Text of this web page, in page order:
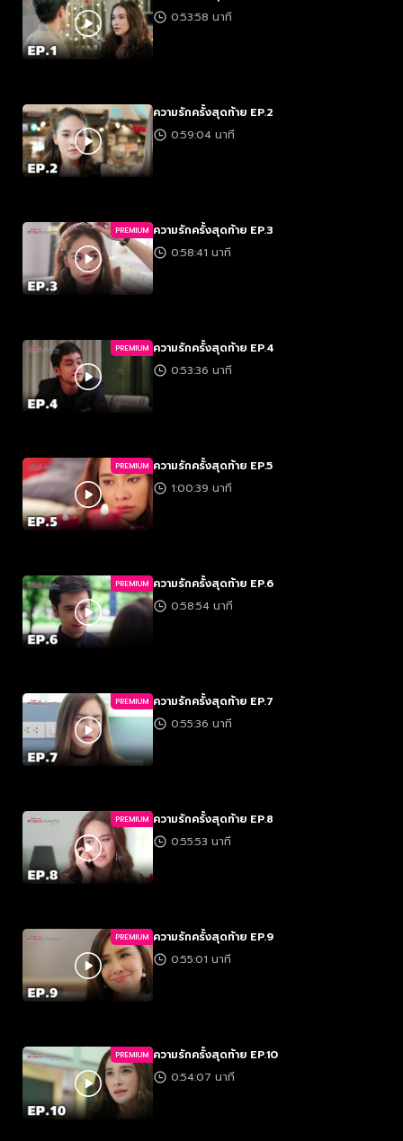
0:53:58 นาที
ความรักครั้งสุดท้าย EP.2
0:59:04 นาที
PREMIUM ความรักครั้งสุดท้าย EP.3
0:58:41 นาที
PREMIUM ความรักครั้งสุดท้าย EP.4
0:53:36 นาที
PREMIUM ความรักครั้งสุดท้าย EP.5
1:00:39 นาที
PREMIUM ความรักครั้งสุดท้าย EP.6
0:58:54 นาที
PREMIUM ความรักครั้งสุดท้าย EP.7
0:55:36 นาที
PREMIUM ความรักครั้งสุดท้าย EP.8
0:55:53 นาที
PREMIUM ความรักครั้งสุดท้าย EP.9
0:55:01 นาที
PREMIUM ความรักครั้งสุดท้าย EP.10
0:54:07 นาที